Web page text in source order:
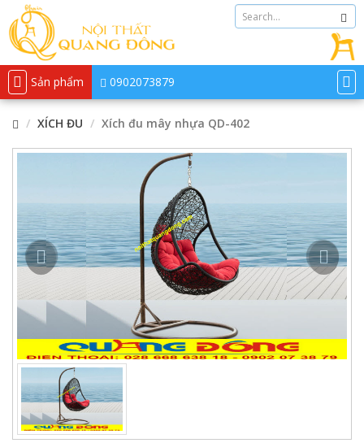
Sản phẩm 0902073879
XÍCH ĐU Xích đu mây nhựa QD-402